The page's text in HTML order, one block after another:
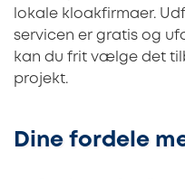
lokale kloakfirmaer.
servicen er gratis og
kan du frit vælge det
projekt.
Dine fordele